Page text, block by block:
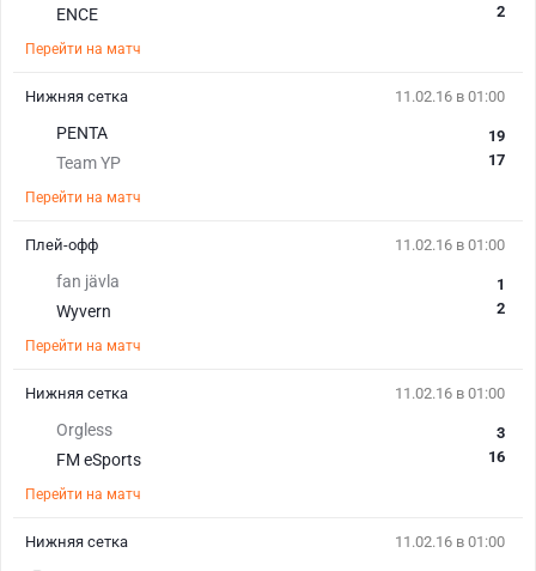
ENCE
2
Перейти на матч
11.02.16 в 01:00
PENTA
Team YP
19
17
Перейти на матч
Нижняя сетка
11.02.16 в 01:00
fan jävla
Wyvern
1
2
Перейти на матч
Плей-офф
11.02.16 в 01:00
Orgless
FM eSports
3
16
Перейти на матч
Нижняя сетка
11.02.16 в 01:00
Нижняя сетка